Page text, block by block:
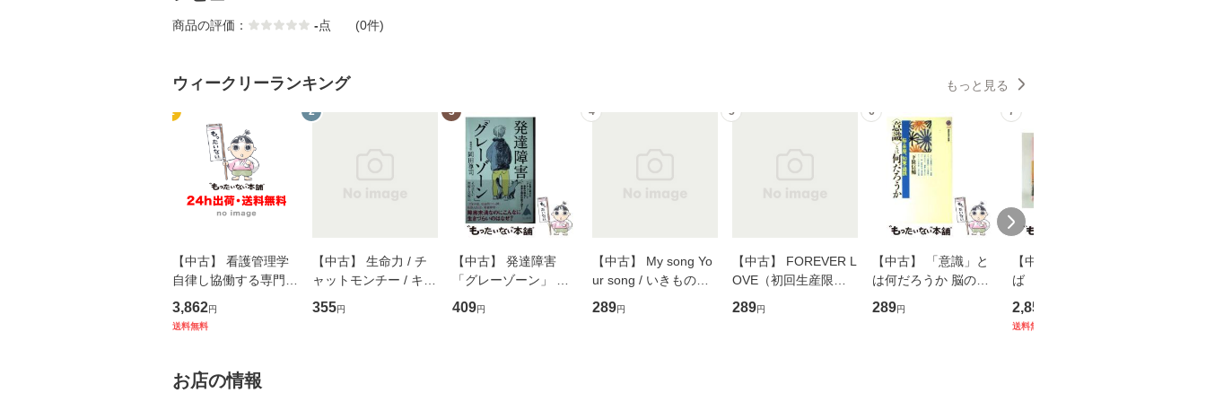
商品の評価： -点 (0件)
ウィークリーランキング もっと見る
1
【中古】 看護管理学
自律し協働する専門職
の看護マネジメントス
キル 改訂第3版 (看護
堂 [単行
3,862円
送料無料
2
【中古】 生命力 / チ
ャットモンチー / キュ
ーンレコード [CD]
【メール便送料無料】
355円
3
【中古】 発達障害
「グレーゾーン」 そ
の正しい理解と克服法
(SB新書 572) / 岡田尊
409円
4
【中古】 My song Yo
ur song / いきものが
かり / [CD]【メール便
送料無料】
289円
5
【中古】 FOREVER L
OVE（初回生産限定
盤） / 清水翔太×加藤
ミリヤ / [CD]【メール
289円
6
【中古】 「意識」と
は何だろうか 脳の来
歴、知覚の錯誤 （講
談社現代新書） / 下条
289円
7
【中古】 耳をすませ
ば 〈2枚組〉 [DVD] /
ブエナ・ビスタ・ホー
ム・エンターテイメン
2,852
送料無料
お店の情報